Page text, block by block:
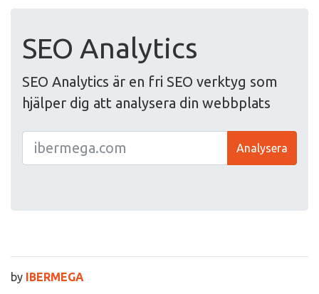
SEO Analytics
SEO Analytics är en fri SEO verktyg som
hjälper dig att analysera din webbplats
Analysera
by IBERMEGA